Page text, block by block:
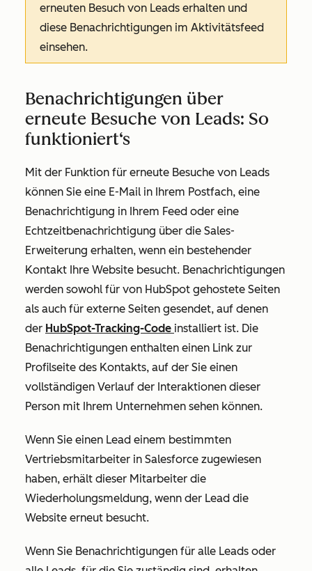
erneuten Besuch von Leads erhalten und
diese Benachrichtigungen im Aktivitätsfeed
einsehen.
Benachrichtigungen über
erneute Besuche von Leads: So
funktioniert‘s
Mit der Funktion für erneute Besuche von Leads
können Sie eine E-Mail in Ihrem Postfach, eine
Benachrichtigung in Ihrem Feed oder eine
Echtzeitbenachrichtigung über die Sales-
Erweiterung erhalten, wenn ein bestehender
Kontakt Ihre Website besucht. Benachrichtigungen
werden sowohl für von HubSpot gehostete Seiten
als auch für externe Seiten gesendet, auf denen
der HubSpot-Tracking-Code installiert ist. Die
Benachrichtigungen enthalten einen Link zur
Profilseite des Kontakts, auf der Sie einen
vollständigen Verlauf der Interaktionen dieser
Person mit Ihrem Unternehmen sehen können.
Wenn Sie einen Lead einem bestimmten
Vertriebsmitarbeiter in Salesforce zugewiesen
haben, erhält dieser Mitarbeiter die
Wiederholungsmeldung, wenn der Lead die
Website erneut besucht.
Wenn Sie Benachrichtigungen für alle Leads oder